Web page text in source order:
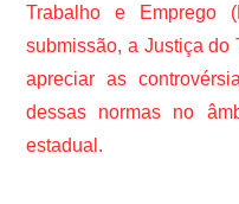
Trabalho e Emprego
submissão, a Justiça do
apreciar as
dessas normas no
estadual.